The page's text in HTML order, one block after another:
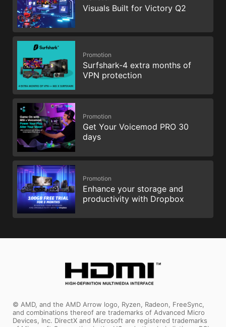
EXPO（專為超頻設計的EXTENDED
PROFILES ）
可從預設的 EXPO 資料夾中直接選擇設定參數，讓
記憶體輕鬆自動超頻，獲得最好的相容性。
從CMOS設定，即可在幾分鐘內刷新或升級BIOS，
輕鬆方便。
可即時性觀看您的主要硬體資訊，包括溫度、記憶
MEMORY TRY IT
SEARCH & FAVORITES
Visuals Built for Victory Q2
Promotion
Surfshark-4 extra months of
VPN protection
Promotion
Get Your Voicemod PRO 30
days
Promotion
Enhance your storage and
productivity with Dropbox
© AMD, and the AMD Arrow logo, Ryzen, Radeon, FreeSync,
and combinations thereof are trademarks of Advanced Micro
Devices, Inc. DirectX and Microsoft are registered trademarks